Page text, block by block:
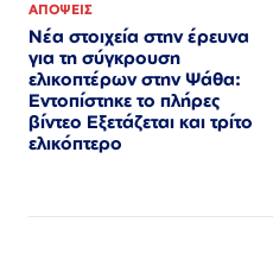
ΑΠΟΨΕΙΣ
Νέα στοιχεία στην έρευνα
για τη σύγκρουση
ελικοπτέρων στην Ψάθα:
Εντοπίστηκε το πλήρες
βίντεο Εξετάζεται και τρίτο
ελικόπτερο​​​​​​​​​​​​​​​​​​​​​​​​​​​​​​​​​​​​​​​​​​​​​​​​​​